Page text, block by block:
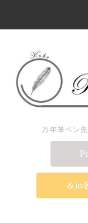
万年筆ペン
＆in